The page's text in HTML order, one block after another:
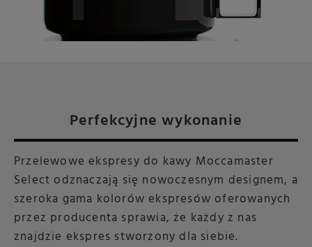
Perfekcyjne wykonanie
Przelewowe ekspresy do kawy Moccamaster
Select odznaczają się nowoczesnym designem, a
szeroka gama kolorów ekspresów oferowanych
przez producenta sprawia, że każdy z nas
znajdzie ekspres stworzony dla siebie.